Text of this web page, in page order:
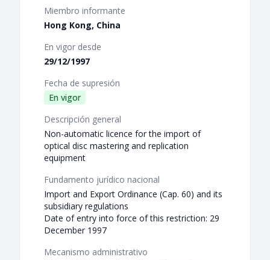
Miembro informante
Hong Kong, China
En vigor desde
29/12/1997
Fecha de supresión
En vigor
Descripción general
Non-automatic licence for the import of
optical disc mastering and replication
equipment
Fundamento jurídico nacional
Import and Export Ordinance (Cap. 60) and its
subsidiary regulations
Date of entry into force of this restriction: 29
December 1997
Mecanismo administrativo